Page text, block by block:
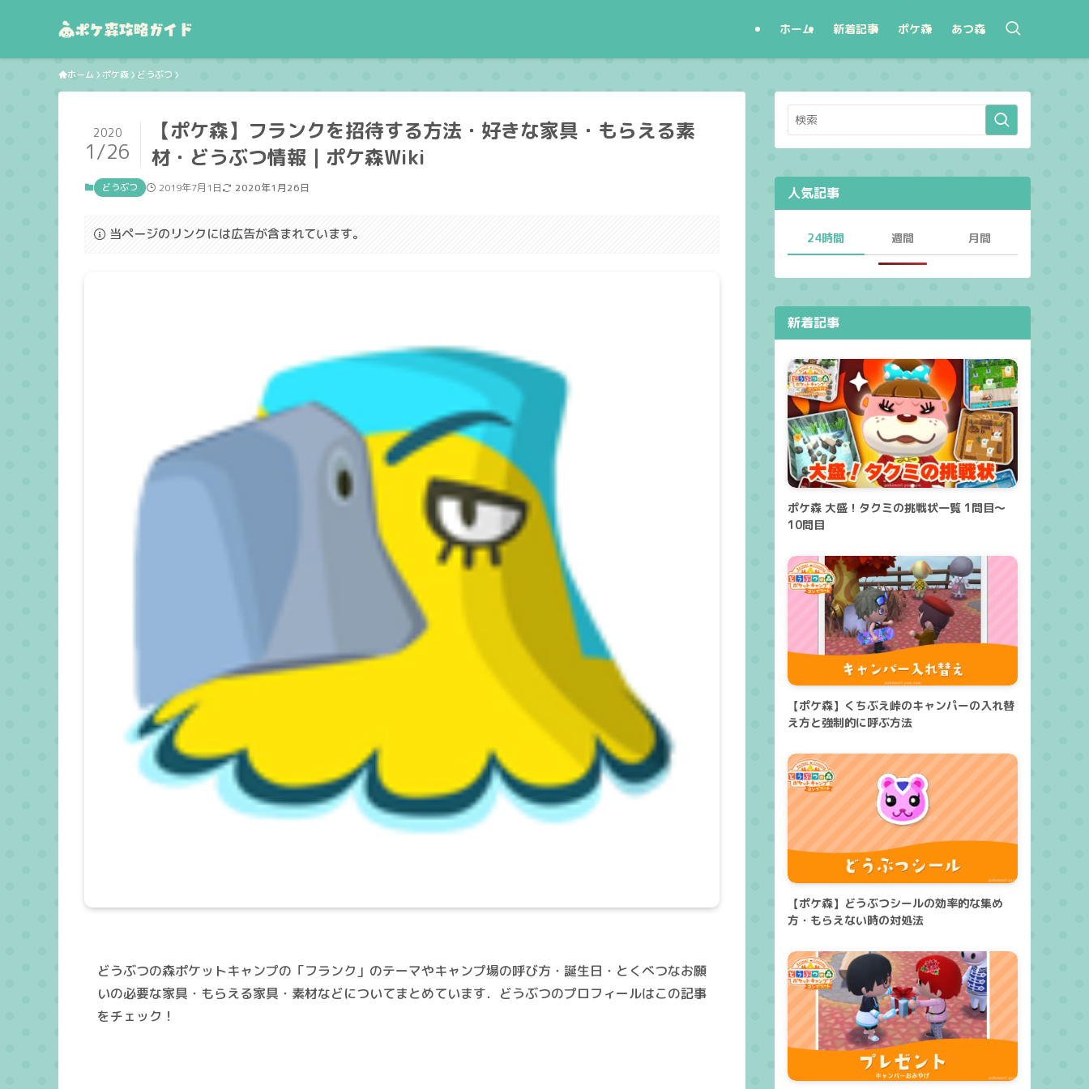
ホーム 新着記事 ポケ森 あつ森
ホーム ポケ森 どうぶつ
【ポケ森】フランクを招待する方法・好きな家具・もらえる素
材・どうぶつ情報｜ポケ森Wiki
2020
1/26
どうぶつ 2019年7月1日 2020年1月26日
当ページのリンクには広告が含まれています。
どうぶつの森ポケットキャンプの「フランク」のテーマやキャンプ場の呼び方・誕生日・とくべつなお願
いの必要な家具・もらえる家具・素材などについてまとめています．どうぶつのプロフィールはこの記事
をチェック！
人気記事
24時間 週間 月間
新着記事
ポケ森 大盛！タクミの挑戦状一覧 1問目～
10問目
【ポケ森】くちぶえ峠のキャンパーの入れ替
え方と強制的に呼ぶ方法
【ポケ森】どうぶつシールの効率的な集め
方・もらえない時の対処法